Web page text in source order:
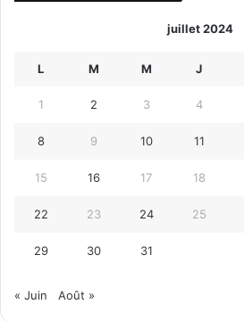
juillet 2024
L M M J
1 2 3 4
8 9 10 11
15 16 17 18
22 23 24 25
29 30 31
« Juin Août »